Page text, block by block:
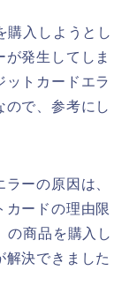
購入しようとし
発生してしま
ットカードエラ
ので、参考にし
ーの原因は、
カードの理由限
の商品を購入し
解決できました